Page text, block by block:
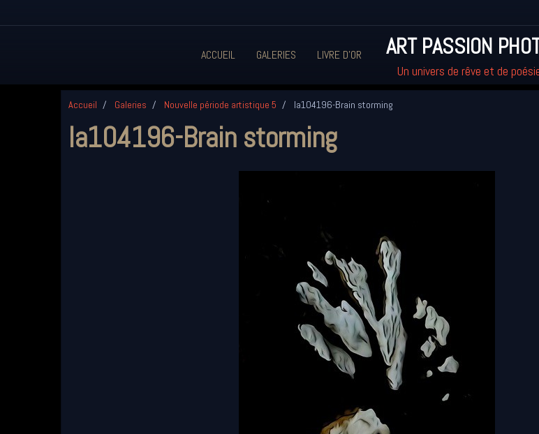
ACCUEIL GALERIES LIVRE D'OR ART PASSION
Un univers de rêve et de
Accueil Galeries Nouvelle période artistique 5 Ia104196-Brain storming
Ia104196-Brain storming